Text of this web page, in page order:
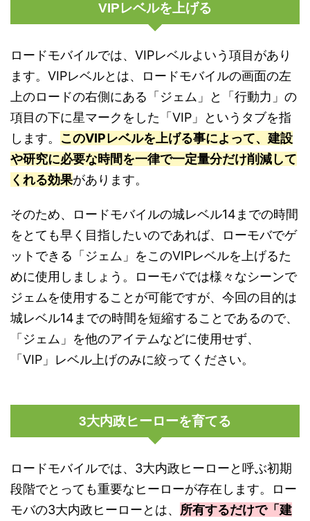
VIPレベルを上げる
ロードモバイルでは、VIPレベルよいう項目があり
ます。VIPレベルとは、ロードモバイルの画面の左
上のロードの右側にある「ジェム」と「行動力」の
項目の下に星マークをした「VIP」というタブを指
します。 このVIPレベルを上げる事によって、建設
や研究に必要な時間を一律で一定量分だけ削減して
くれる効果があります。
そのため、ロードモバイルの城レベル14までの時間
をとても早く目指したいのであれば、ローモバでゲ
ットできる「ジェム」をこのVIPレベルを上げるた
めに使用しましょう。ローモバでは様々なシーンで
ジェムを使用することが可能ですが、今回の目的は
城レベル14までの時間を短縮することであるので、
「ジェム」を他のアイテムなどに使用せず、
「VIP」レベル上げのみに絞ってください。
3大内政ヒーローを育てる
ロードモバイルでは、3大内政ヒーローと呼ぶ初期
段階でとっても重要なヒーローが存在します。ロー
モバの3大内政ヒーローとは、 所有するだけで「建